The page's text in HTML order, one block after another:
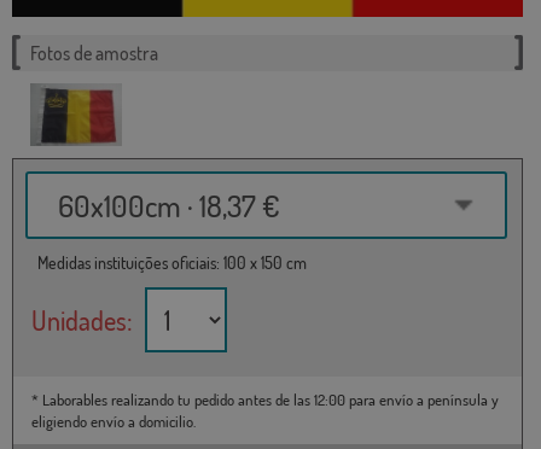
Fotos de amostra
60x100cm · 18,37 €
Medidas instituições oficiais: 100 x 150 cm
Unidades:
* Laborables realizando tu pedido antes de las 12:00 para envío a península y
eligiendo envío a domicilio.